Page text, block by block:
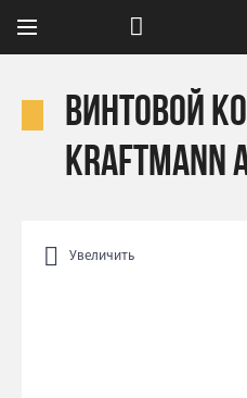
Винтовой
Kraftmann
Увеличить